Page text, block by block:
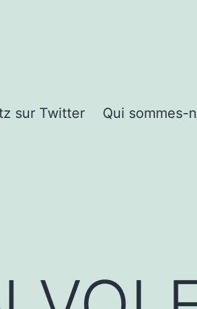
sur Twitter Qui sommes-